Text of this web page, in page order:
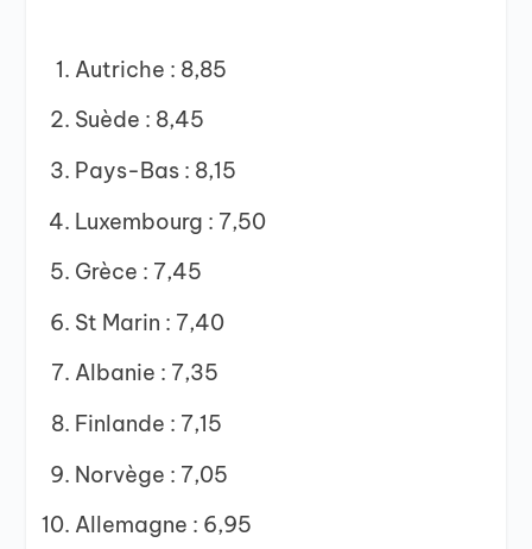
Autriche : 8,85
Suède : 8,45
Pays-Bas : 8,15
Luxembourg : 7,50
Grèce : 7,45
St Marin : 7,40
Albanie : 7,35
Finlande : 7,15
Norvège : 7,05
Allemagne : 6,95